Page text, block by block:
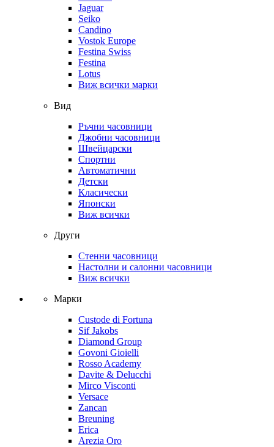
Jaguar
Seiko
Candino
Vostok Europe
Festina Swiss
Festina
Lotus
Виж всички марки
Вид
Ръчни часовници
Джобни часовници
Швейцарски
Спортни
Автоматични
Детски
Класически
Японски
Виж всички
Други
Стенни часовници
Настолни и салонни часовници
Виж всички
Марки
Custode di Fortuna
Sif Jakobs
Diamond Group
Govoni Gioielli
Rosso Academy
Davite & Delucchi
Mirco Visconti
Versace
Zancan
Breuning
Erica
Arezia Oro